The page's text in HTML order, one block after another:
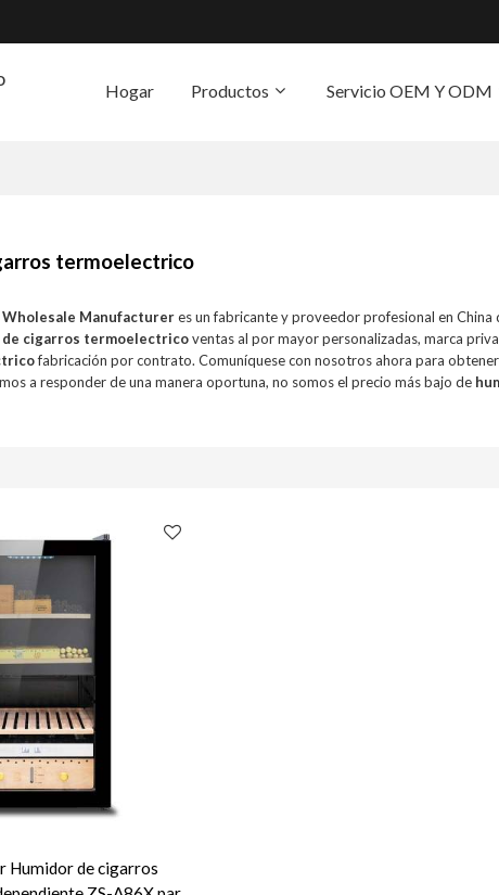
Hogar Productos Servicio OEM Y ODM
termoelectrico
Manufactureres un fabricante y proveedor profesional en China
de cigarros termoelectricoventas al por mayor personalizadas, marca
fabricación por contrato. Comuníquese con nosotros ahora para
a responder de una manera oportuna, no somos el precio más bajo de
Humidor de cigarros